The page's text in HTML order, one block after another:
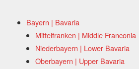
Bayern | Bavaria
Mittelfranken | Middle Franconia
Niederbayern | Lower Bavaria
Oberbayern | Upper Bavaria